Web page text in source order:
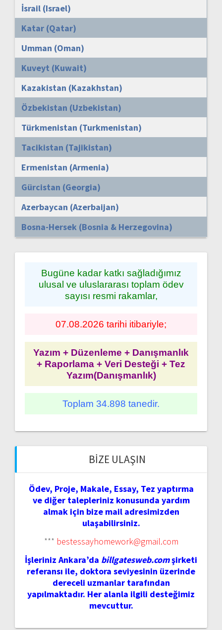
İsrail (Israel)
Katar (Qatar)
Umman (Oman)
Kuveyt (Kuwait)
Kazakistan (Kazakhstan)
Özbekistan (Uzbekistan)
Türkmenistan (Turkmenistan)
Tacikistan (Tajikistan)
Ermenistan (Armenia)
Gürcistan (Georgia)
Azerbaycan (Azerbaijan)
Bosna-Hersek (Bosnia & Herzegovina)
Bugüne kadar katkı sağladığımız
ulusal ve uluslararası toplam ödev
sayısı resmi rakamlar,
07.08.2026 tarihi itibariyle;
Yazım + Düzenleme + Danışmanlık
+ Raporlama + Veri Desteği + Tez
Yazım(Danışmanlık)
Toplam 34.898 tanedir.
BIZE ULAŞIN
Ödev, Proje, Makale, Essay, Tez yaptırma
ve diğer talepleriniz konusunda yardım
almak için bize mail adresimizden
ulaşabilirsiniz.
*** bestessayhomework@gmail.com
İşleriniz Ankara’da billgatesweb.comşirketi
referansı ile, doktora seviyesinin üzerinde
dereceli uzmanlar tarafından
yapılmaktadır. Her alanla ilgili desteğimiz
mevcuttur.